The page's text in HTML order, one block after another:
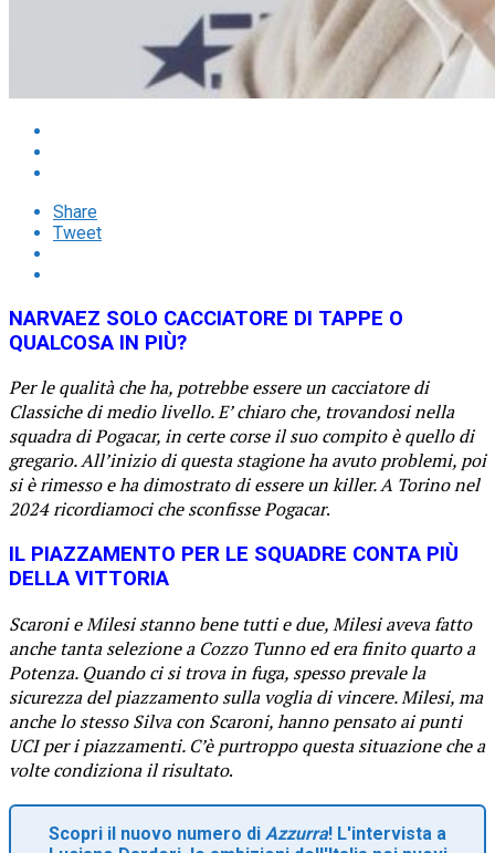
Share
Tweet
NARVAEZ SOLO CACCIATORE DI TAPPE O
QUALCOSA IN PIÙ?
Per le qualità che ha, potrebbe essere un cacciatore di
Classiche di medio livello. E’ chiaro che, trovandosi nella
squadra di Pogacar, in certe corse il suo compito è quello di
gregario. All’inizio di questa stagione ha avuto problemi, poi
si è rimesso e ha dimostrato di essere un killer. A Torino nel
2024 ricordiamoci che sconfisse Pogacar.
IL PIAZZAMENTO PER LE SQUADRE CONTA PIÙ
DELLA VITTORIA
Scaroni e Milesi stanno bene tutti e due, Milesi aveva fatto
anche tanta selezione a Cozzo Tunno ed era finito quarto a
Potenza. Quando ci si trova in fuga, spesso prevale la
sicurezza del piazzamento sulla voglia di vincere. Milesi, ma
anche lo stesso Silva con Scaroni, hanno pensato ai punti
UCI per i piazzamenti. C’è purtroppo questa situazione che a
volte condiziona il risultato.
Scopri il nuovo numero di Azzurra! L'intervista a